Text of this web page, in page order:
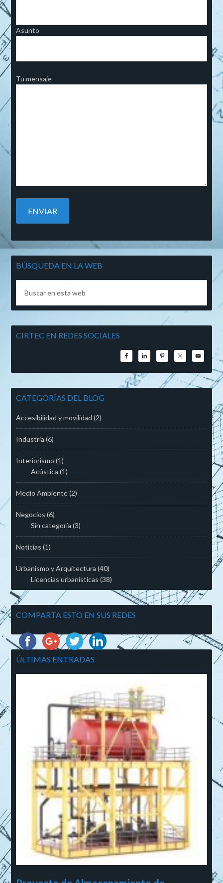
Asunto
Tu mensaje
BÚSQUEDA EN LA WEB
CIRTEC EN REDES SOCIALES
CATEGORÍAS DEL BLOG
Accesibilidad y movilidad (2)
Industria (6)
Interiorismo (1)
Acústica (1)
Medio Ambiente(2)
Negocios (6)
Sin categoría (3)
Noticias (1)
Urbanismo y Arquitectura (40)
Licencias urbanísticas (38)
COMPARTA ESTO EN SUS REDES
ÚLTIMAS ENTRADAS